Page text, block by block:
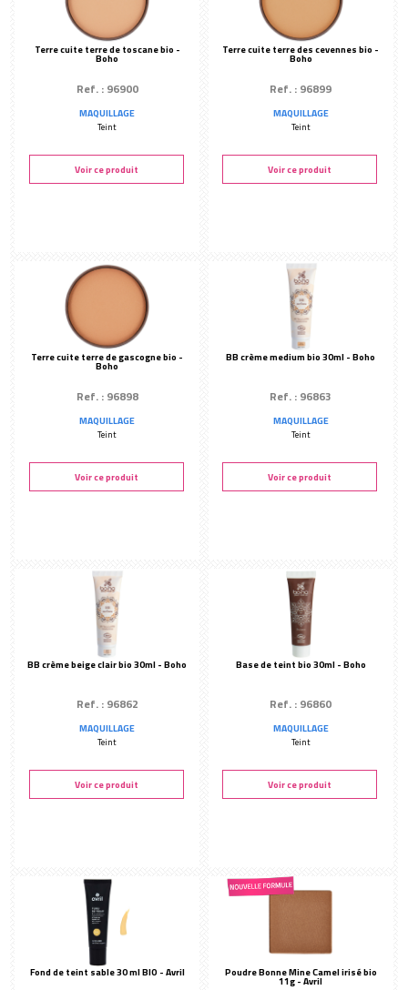
Terre cuite terre de toscane bio -
Boho
Ref. : 96900
MAQUILLAGE
Teint
Voir ce produit
Terre cuite terre des cevennes bio -
Boho
Ref. : 96899
MAQUILLAGE
Teint
Voir ce produit
Terre cuite terre de gascogne bio -
Boho
Ref. : 96898
MAQUILLAGE
Teint
Voir ce produit
BB crème medium bio 30ml - Boho
Ref. : 96863
MAQUILLAGE
Teint
Voir ce produit
BB crème beige clair bio 30ml - Boho
Ref. : 96862
MAQUILLAGE
Teint
Voir ce produit
Base de teint bio 30ml - Boho
Ref. : 96860
MAQUILLAGE
Teint
Voir ce produit
Fond de teint sable 30 ml BIO - Avril Poudre Bonne Mine Camel irisé bio
11g - Avril